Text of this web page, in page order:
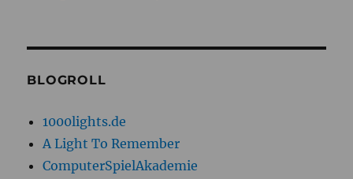
BLOGROLL
1000lights.de
A Light To Remember
ComputerSpielAkademie